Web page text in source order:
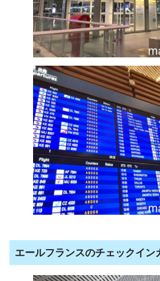
エールフランスのチェックイン